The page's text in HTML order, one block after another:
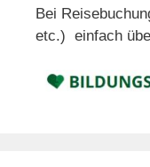
Bei
etc.) einfach